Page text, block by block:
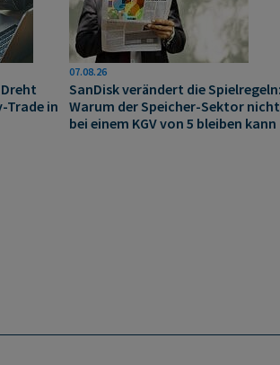
in
07.08.26
SanDisk verändert die Spielregeln:
Warum der Speicher-Sektor nicht
bei einem KGV von 5 bleiben kann